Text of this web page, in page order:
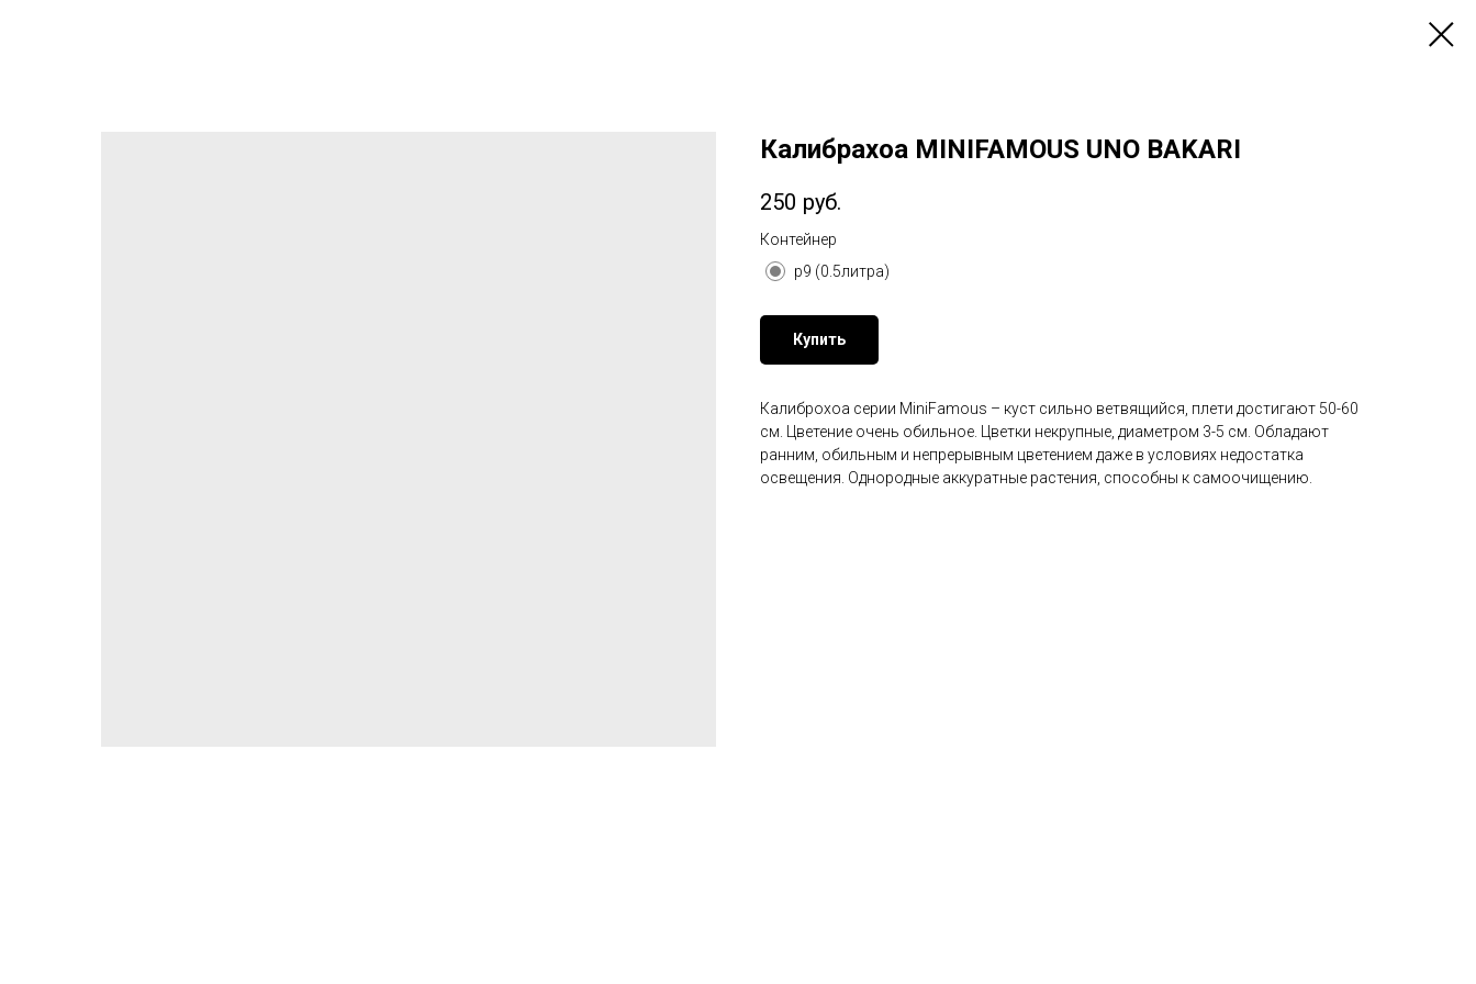
Калибрахоа MINIFAMOUS UNO BAKARI
250 руб.
Контейнер
p9 (0.5литра)
Купить
Калиброхоа серии MiniFamous – куст сильно ветвящийся, плети достигают 50-60
см. Цветение очень обильное. Цветки некрупные, диаметром 3-5 см. Обладают
ранним, обильным и непрерывным цветением даже в условиях недостатка
освещения. Однородные аккуратные растения, способны к самоочищению.